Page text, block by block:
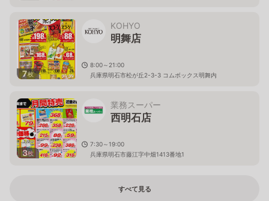
7枚
KOHYO
明舞店
8:00～21:00
兵庫県明石市松が丘2-3-3 コムボックス明舞内
3枚
業務スーパー
西明石店
7:30～19:00
兵庫県明石市藤江字中畑1413番地1
すべて見る